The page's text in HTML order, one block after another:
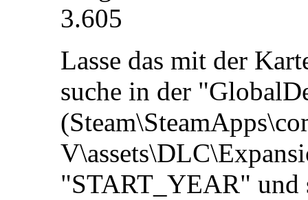
3.605
Lasse das mit der
suche in der
"START_YEAR" und